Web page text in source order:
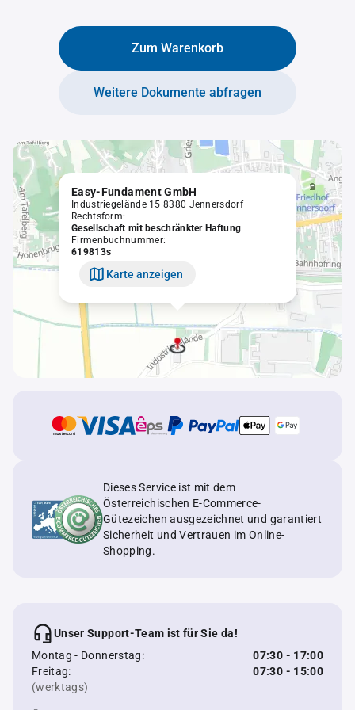
Zum Warenkorb
Weitere Dokumente abfragen
Easy-Fundament GmbH
Industriegelände 15 8380 Jennersdorf
Rechtsform:
Gesellschaft mit beschränkter Haftung
Firmenbuchnummer:
619813s
Karte anzeigen
Dieses Service ist mit dem
Österreichischen E-Commerce-
Gütezeichen ausgezeichnet und garantiert
Sicherheit und Vertrauen im Online-
Shopping.
Unser Support-Team ist für Sie da!
Montag - Donnerstag:
07:30 - 17:00
Freitag:
07:30 - 15:00
(werktags)